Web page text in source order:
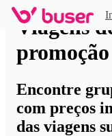
Viagens
promoção
Encontre
com preços
das viagens